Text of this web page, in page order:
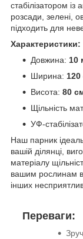
стабілізатором
розсади, зелені,
підходить для
Характеристики:
Довжина: 10
Ширина: 120
Висота: 80
Щільність
УФ-
Наш парник
вашій ділянці,
матеріалу
вашим рослинам
інших
Переваги: